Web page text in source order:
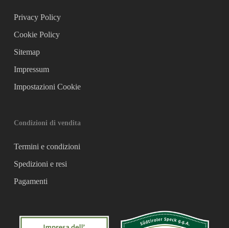
Privacy Policy
Cookie Policy
Sitemap
Impressum
Impostazioni Cookie
Condizioni di vendita
Termini e condizioni
Spedizioni e resi
Pagamenti